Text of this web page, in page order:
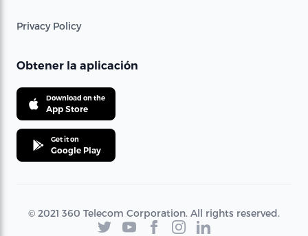
Privacy Policy
Obtener la aplicación
Download on the
App Store
Get it on
Google Play
© 2021 360 Telecom Corporation. All rights reserved.